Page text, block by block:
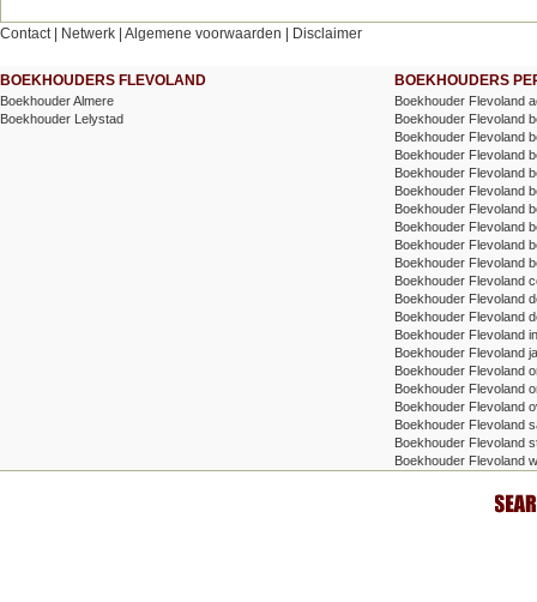
Contact| Netwerk Algemene voorwaarden Disclaimer
BOEKHOUDERS FLEVOLAND
Boekhouder Almere
Boekhouder Lelystad
BOEKHOUDERS
Boekhouder Flevoland
Boekhouder Flevoland
Boekhouder Flevoland
Boekhouder Flevoland
Boekhouder Flevoland
Boekhouder Flevoland
Boekhouder Flevoland
Boekhouder Flevoland
Boekhouder Flevoland
Boekhouder Flevoland
Boekhouder Flevoland
Boekhouder Flevoland
Boekhouder Flevoland
Boekhouder Flevoland
Boekhouder Flevoland
Boekhouder Flevoland
Boekhouder Flevoland
Boekhouder Flevoland
Boekhouder Flevoland
Boekhouder Flevoland
Boekhouder Flevoland